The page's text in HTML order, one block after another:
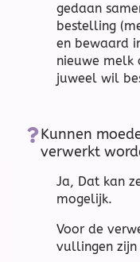
gedaan
bestelling
en bewaard
nieuwe melk
juweel wil
Kunnen
verwerkt
Ja, Dat kan
mogelijk.
Voor de
vullingen